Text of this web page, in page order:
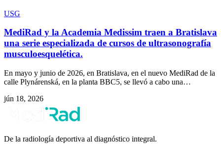
USG
MediRad y la Academia Medissim traen a Bratislava
una serie especializada de cursos de ultrasonografía
musculoesquelética.
En mayo y junio de 2026, en Bratislava, en el nuevo MediRad de la
calle Plynárenská, en la planta BBC5, se llevó a cabo una…
jún 18, 2026
De la radiología deportiva al diagnóstico integral.